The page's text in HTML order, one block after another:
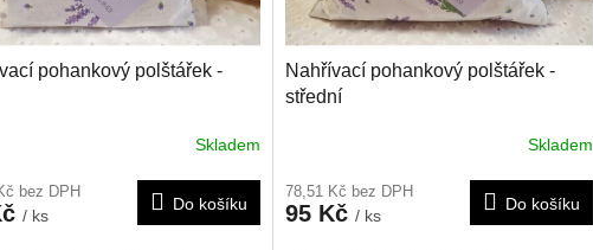
pohankový polštářek -
Skladem
bez DPH
/ ks
Do košíku
Nahřívací pohankový polštářek -
střední
Skladem
78,51 Kč bez DPH
95 Kč / ks
Do košíku